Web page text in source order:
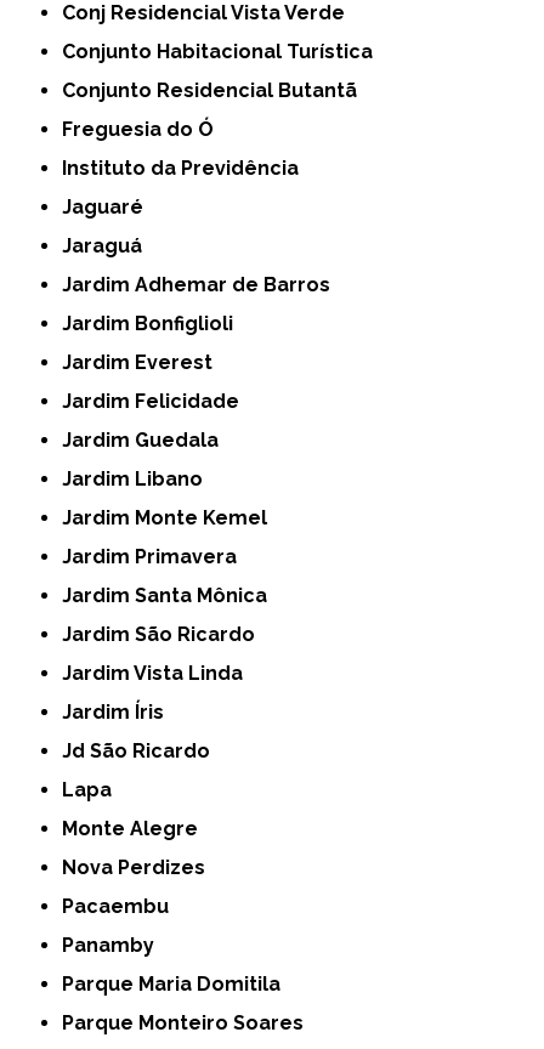
Conj Residencial Vista Verde
Conjunto Habitacional Turística
Conjunto Residencial Butantã
Freguesia do Ó
Instituto da Previdência
Jaguaré
Jaraguá
Jardim Adhemar de Barros
Jardim Bonfiglioli
Jardim Everest
Jardim Felicidade
Jardim Guedala
Jardim Libano
Jardim Monte Kemel
Jardim Primavera
Jardim Santa Mônica
Jardim São Ricardo
Jardim Vista Linda
Jardim Íris
Jd São Ricardo
Lapa
Monte Alegre
Nova Perdizes
Pacaembu
Panamby
Parque Maria Domitila
Parque Monteiro Soares